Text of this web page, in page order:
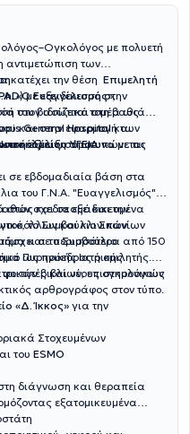
(ASCO, ESMO, ECO)
με πολυετή
αντιμετώπιση των
την θέση Επιμελητή
«Ο Ευαγγελισμός»,
στον ιδιωτικό τομέα ως
General Hospitalκαι
ΥΓΕΙΑ
) με εξειδίκευση στην
του βασίζεται στη βαθιά
και στην εφαρμογή των
σύμφωνα με τις
εξέλιξη αποτυπώνεται
σε εβδομαδιαία βάση στα
του Γ.Ν.Α. "Ευαγγελισμός" &
και σε εξειδικευμένα
το Συμβούλιο Σπανίων
και το Συμβούλιο
Πυρηνικής Ιατρικής.
στον σχεδιασμό και την
και κλινικών
σε περισσότερα από 150
ως πρόεδρος ή ομιλητής.
και νέους ογκολόγους
βιβλίων, επιστημονικών
αρθρογράφος στον τύπο.
«Δ. Ίκκος»για την
Στοχευμένων
του ESMO
διάγνωση και θεραπεία
εξατομικευμένα